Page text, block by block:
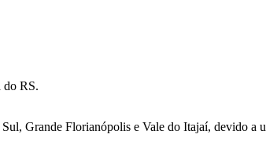
do RS.
Grande Florianópolis e Vale do Itajaí, devido a